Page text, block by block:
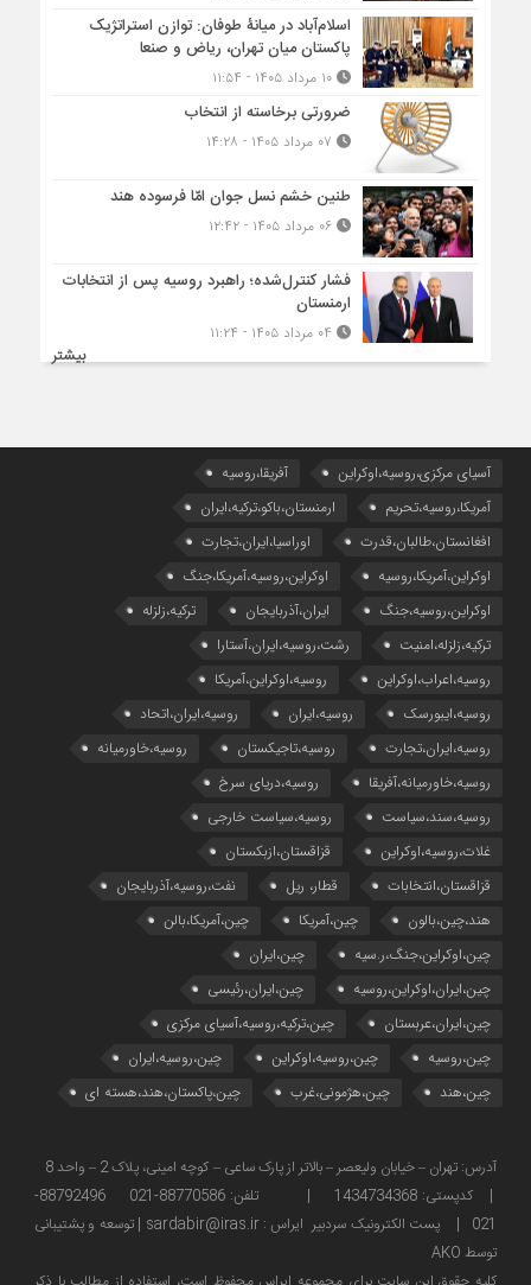
اسلام‌آباد در میانۀ طوفان: توازن استراتژیک
پاکستان میان تهران، ریاض و صنعا
۱۰ مرداد ۱۴۰۵ - ۱۱:۵۴
ضرورتی برخاسته از انتخاب
طنین خشم نسل جوان امّا فرسوده هند
۰۶ مرداد ۱۴۰۵ - ۱۲:۴۲
فشار کنترل‌شده؛ راهبرد روسیه پس از انتخابات
ارمنستان
بیشتر
آسیای مرکزی،روسیه،اوکراین
آفریقا،روسیه
آمریکا،روسیه،تحریم
ارمنستان،باکو،ترکیه،ایران
افغانستان،طالبان،قدرت
اوراسیا،ایران،تجارت
اوکراین،آمریکا،روسیه
اوکراین،روسیه،آمریکا،جنگ
اوکراین،روسیه،جنگ
ایران،آذربایجان
ترکیه،زلزله
ترکیه،زلزله،امنیت
رشت،روسیه،ایران،آستارا
روسیه،اعراب،اوکراین
روسیه،اوکراین،آمریکا
روسیه،ایبورسک
روسیه،ایران
روسیه،ایران،اتحاد
روسیه،ایران،تجارت
روسیه،تاجیکستان
روسیه،خاورمیانه
روسیه،خاورمیانه،آفریقا
روسیه،دریای سرخ
روسیه،سند،سیاست
روسیه،سیاست خارجی
غلات،روسیه،اوکراین
قزاقستان،ازبکستان
قزاقستان،انتخابات
قطار، ریل
نفت،روسیه،آذربایجان
هند،چین،بالون
چین،آمریکا
چین،آمریکا،بالن
چین،اوکراین،جنگ،ر.سیه
چین،ایران
چین،ایران،اوکراین،روسیه
چین،ایران،رئیسی
چین،ایران،عربستان
چین،ترکیه،روسیه،آسیای مرکزی
چین،روسیه
چین،روسیه،اوکراین
چین،روسیه،ایران
چین،هند
چین،هژمونی،غرب چین،پاکستان،هند،هسته ای
| کدپستی: 1434734368 | تلفن: 88770586-021 88792496-
021 | پست الکترونیک سردبیر ایراس : sardabir@iras.ir |
توسعه و پشتیبانی
توسط AKO